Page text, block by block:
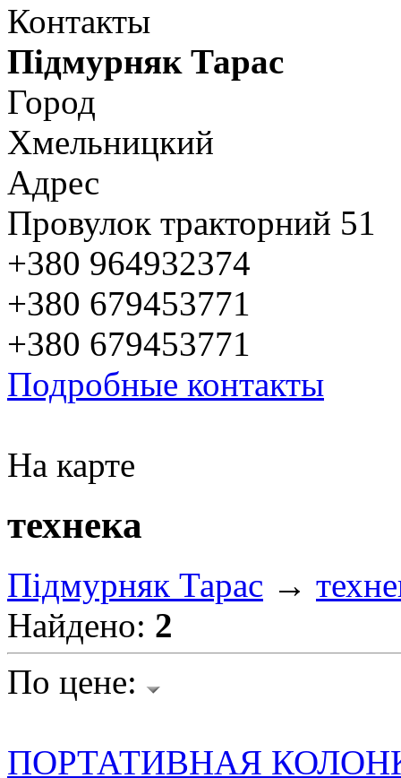
Контакты
Підмурняк Тарас
Город
Хмельницкий
Адрес
Провулок тракторний 51
+380 964932374
+380 679453771
+380 679453771
Подробные контакты
На карте
технека
Підмурняк Тарас →
Найдено: 2
По цене: